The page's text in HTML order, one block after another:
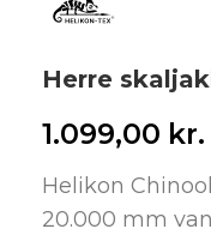
Herre
1.099,00 kr.
Helikon
20.000 mm